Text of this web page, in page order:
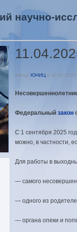
научно-
Автор ЮНИЦ в 11.04.2025
Федеральный закон
С 1 сентября 2025
можно, в частности,
Для работы в
— самого
— одного из
— органа опеки и